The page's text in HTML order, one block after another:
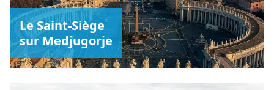
Le Saint-Siège
sur Medjugorje